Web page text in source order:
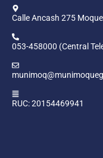
Calle Ancash 275
053-458000 (Central
RUC: 20154469941